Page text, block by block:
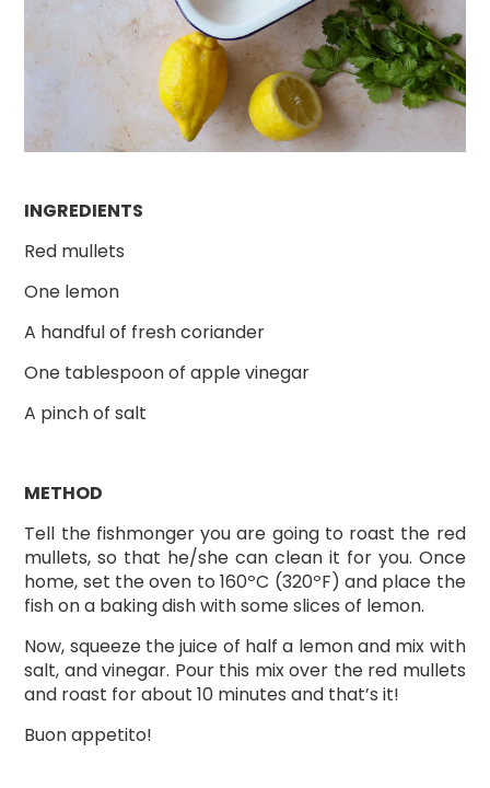
INGREDIENTS
Red mullets
One lemon
A handful of fresh coriander
One tablespoon of apple vinegar
A pinch of salt
METHOD
Tell the fishmonger you are going to roast the red
mullets, so that he/she can clean it for you. Once
home, set the oven to 160ºC (320ºF) and place the
fish on a baking dish with some slices of lemon.
Now, squeeze the juice of half a lemon and mix with
salt, and vinegar. Pour this mix over the red mullets
and roast for about 10 minutes and that’s it!
Buon appetito!